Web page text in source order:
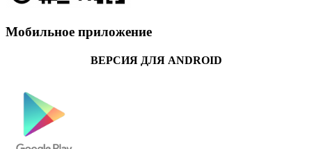
Мобильное приложение
ВЕРСИЯ ДЛЯ ANDROID